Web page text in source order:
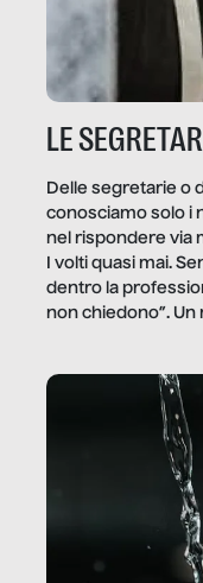
LE
Delle segretarie o
conosciamo solo i
nel rispondere via
I volti quasi mai.
dentro la
non chiedono”.